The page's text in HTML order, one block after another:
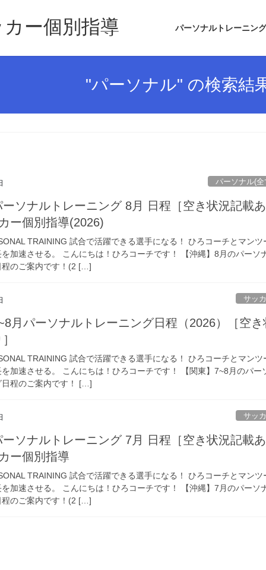
ー個別指導 パーソナルトレーニング
"パーソナル" の検索結
パーソナル(全
ーソナルトレーニング 8月 日程［空き状況記載あ
ー個別指導(2026)
TRAINING 試合で活躍できる選手になる！ ひろコーチとマンツ
を加速させる。 こんにちは！ひろコーチです！ 【沖縄】8月のパーソ
程のご案内です！(2 […]
サッ
月パーソナルトレーニング日程（2026）［空き
TRAINING 試合で活躍できる選手になる！ ひろコーチとマンツ
加速させる。 こんにちは！ひろコーチです！ 【関東】7~8月のパー
日程のご案内です！ […]
サッ
ーソナルトレーニング 7月 日程［空き状況記載あ
ー個別指導
TRAINING 試合で活躍できる選手になる！ ひろコーチとマンツ
を加速させる。 こんにちは！ひろコーチです！ 【沖縄】7月のパーソ
程のご案内です！(2 […]